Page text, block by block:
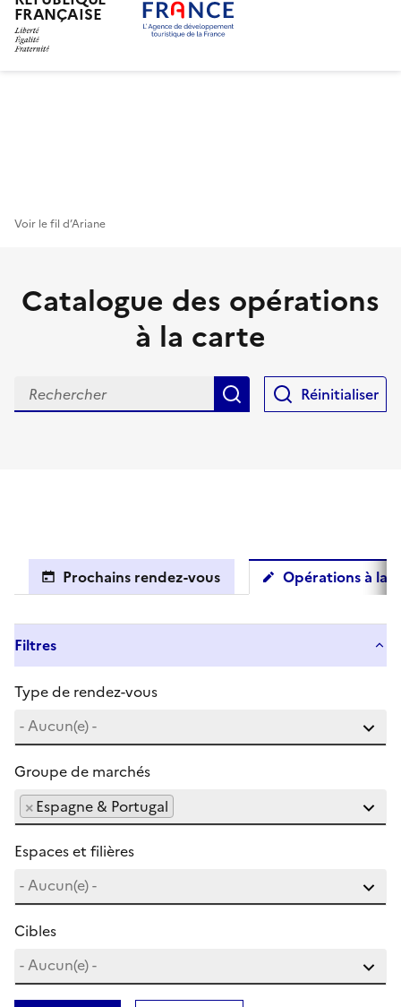
FRANÇAISE
Voir le fil d’Ariane
Catalogue des opérations
à la carte
RechercherRéinitialiser
Prochains rendez-vous Opérations à la
Filtres
Type de rendez-vous
Groupe de marchés
×Espagne & Portugal
Espaces et filières
Cibles